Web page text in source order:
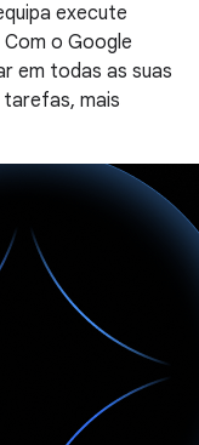
execute
o Google
em todas as suas
tarefas, mais